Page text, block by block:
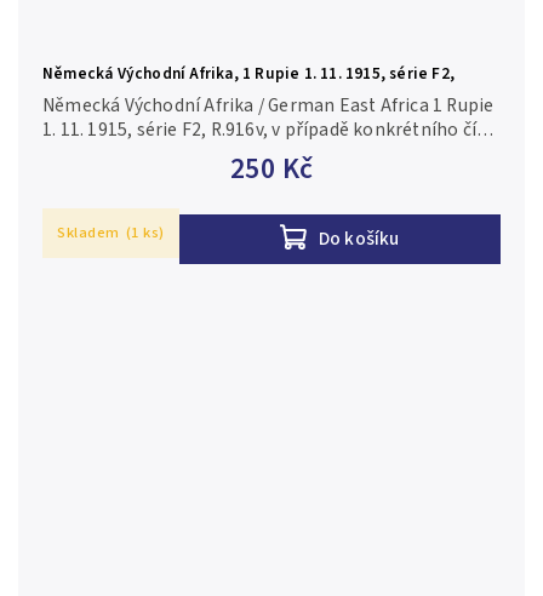
Německá Východní Afrika, 1 Rupie 1. 11. 1915, série F2,
R.916v
250 Kč
Do košíku
Německá Východní Afrika / German East Africa 1 Rupie
1. 11. 1915, série F2, R.916v, v případě konkrétního čísla
je foto pouze ilustrační 2-/F
Skladem (1 ks)